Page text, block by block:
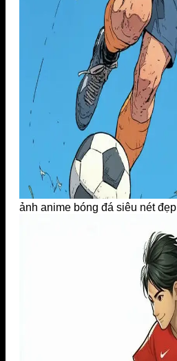
ảnh anime bóng đá siêu nét đẹp